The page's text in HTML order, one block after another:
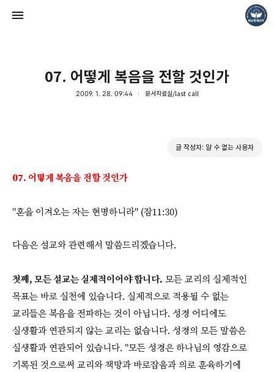
07. 어떻게 복음을 전할 것인가
2009. 1. 28. 09:44 문서자료실/last call
글 작성자: 알 수 없는 사용자
07. 어떻게 복음을 전할 것인가
"혼을 이겨오는 자는 현명하니라" (잠11:30)
다음은 설교와 관련해서 말씀드리겠습니다.
첫째, 모든 설교는 실제적이어야 합니다. 모든 교리의 실제적인
목표는 바로 실천에 있습니다. 실제적으로 적용될 수 없는
교리들은 복음을 전파하는 것이 아닙니다. 성경 어디에도
실생활과 연관되지 않는 교리는 없습니다. 성경의 모든 말씀은
실생활과 연관되어 있습니다. "모든 성경은 하나님의 영감으로
기록된 것으로써 교리와 책망과 바로잡음과 의로 훈육하기에
Pastor. Yoon